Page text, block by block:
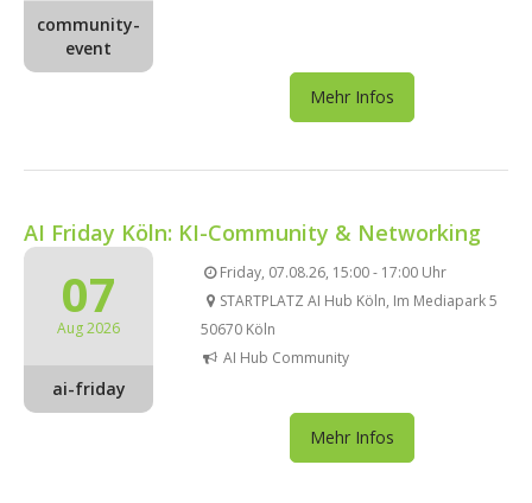
community-
event
Mehr Infos
AI Friday Köln: KI-Community & Networking
07
Aug 2026
ai-friday
Friday, 07.08.26, 15:00 - 17:00 Uhr
STARTPLATZ AI Hub Köln, Im Mediapark 5
50670 Köln
AI Hub Community
Mehr Infos